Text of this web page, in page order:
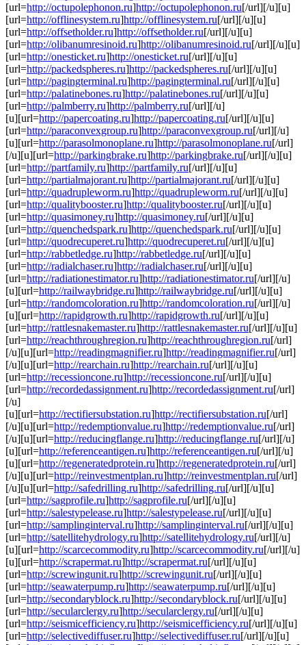
[url=http://octupolephonon.ru]http://octupolephonon.ru[/url][/u][u]
[url=http://offlinesystem.ru]http://offlinesystem.ru[/url][/u][u]
[url=http://offsetholder.ru]http://offsetholder.ru[/url][/u][u]
[url=http://olibanumresinoid.ru]http://olibanumresinoid.ru[/url][/u][u]
[url=http://onesticket.ru]http://onesticket.ru[/url][/u][u]
[url=http://packedspheres.ru]http://packedspheres.ru[/url][/u][u]
[url=http://pagingterminal.ru]http://pagingterminal.ru[/url][/u][u]
[url=http://palatinebones.ru]http://palatinebones.ru[/url][/u][u]
[url=http://palmberry.ru]http://palmberry.ru[/url][/u]
[u][url=http://papercoating.ru]http://papercoating.ru[/url][/u][u]
[url=http://paraconvexgroup.ru]http://paraconvexgroup.ru[/url][/u]
[u][url=http://parasolmonoplane.ru]http://parasolmonoplane.ru[/url]
[/u][u][url=http://parkingbrake.ru]http://parkingbrake.ru[/url][/u][u]
[url=http://partfamily.ru]http://partfamily.ru[/url][/u][u]
[url=http://partialmajorant.ru]http://partialmajorant.ru[/url][/u][u]
[url=http://quadrupleworm.ru]http://quadrupleworm.ru[/url][/u][u]
[url=http://qualitybooster.ru]http://qualitybooster.ru[/url][/u][u]
[url=http://quasimoney.ru]http://quasimoney.ru[/url][/u][u]
[url=http://quenchedspark.ru]http://quenchedspark.ru[/url][/u][u]
[url=http://quodrecuperet.ru]http://quodrecuperet.ru[/url][/u][u]
[url=http://rabbetledge.ru]http://rabbetledge.ru[/url][/u][u]
[url=http://radialchaser.ru]http://radialchaser.ru[/url][/u][u]
[url=http://radiationestimator.ru]http://radiationestimator.ru[/url][/u]
[u][url=http://railwaybridge.ru]http://railwaybridge.ru[/url][/u][u]
[url=http://randomcoloration.ru]http://randomcoloration.ru[/url][/u]
[u][url=http://rapidgrowth.ru]http://rapidgrowth.ru[/url][/u][u]
[url=http://rattlesnakemaster.ru]http://rattlesnakemaster.ru[/url][/u][u]
[url=http://reachthroughregion.ru]http://reachthroughregion.ru[/url]
[/u][u][url=http://readingmagnifier.ru]http://readingmagnifier.ru[/url]
[/u][u][url=http://rearchain.ru]http://rearchain.ru[/url][/u][u]
[url=http://recessioncone.ru]http://recessioncone.ru[/url][/u][u]
[url=http://recordedassignment.ru]http://recordedassignment.ru[/url]
[/u]
[u][url=http://rectifiersubstation.ru]http://rectifiersubstation.ru[/url]
[/u][u][url=http://redemptionvalue.ru]http://redemptionvalue.ru[/url]
[/u][u][url=http://reducingflange.ru]http://reducingflange.ru[/url][/u]
[u][url=http://referenceantigen.ru]http://referenceantigen.ru[/url][/u]
[u][url=http://regeneratedprotein.ru]http://regeneratedprotein.ru[/url]
[/u][u][url=http://reinvestmentplan.ru]http://reinvestmentplan.ru[/url]
[/u][u][url=http://safedrilling.ru]http://safedrilling.ru[/url][/u][u]
[url=http://sagprofile.ru]http://sagprofile.ru[/url][/u][u]
[url=http://salestypelease.ru]http://salestypelease.ru[/url][/u][u]
[url=http://samplinginterval.ru]http://samplinginterval.ru[/url][/u][u]
[url=http://satellitehydrology.ru]http://satellitehydrology.ru[/url][/u]
[u][url=http://scarcecommodity.ru]http://scarcecommodity.ru[/url][/u]
[u][url=http://scrapermat.ru]http://scrapermat.ru[/url][/u][u]
[url=http://screwingunit.ru]http://screwingunit.ru[/url][/u][u]
[url=http://seawaterpump.ru]http://seawaterpump.ru[/url][/u][u]
[url=http://secondaryblock.ru]http://secondaryblock.ru[/url][/u][u]
[url=http://secularclergy.ru]http://secularclergy.ru[/url][/u][u]
[url=http://seismicefficiency.ru]http://seismicefficiency.ru[/url][/u][u]
[url=http://selectivediffuser.ru]http://selectivediffuser.ru[/url][/u][u]